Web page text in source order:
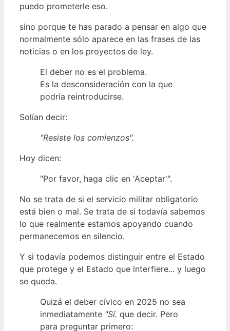
puedo prometerle eso.
sino porque te has parado a pensar en algo que
normalmente sólo aparece en las frases de las
noticias o en los proyectos de ley.
El deber no es el problema.
Es la desconsideración con la que
podría reintroducirse.
Solían decir:
"Resiste los comienzos".
Hoy dicen:
"Por favor, haga clic en 'Aceptar'".
No se trata de si el servicio militar obligatorio
está bien o mal. Se trata de si todavía sabemos
lo que realmente estamos apoyando cuando
permanecemos en silencio.
Y si todavía podemos distinguir entre el Estado
que protege y el Estado que interfiere... y luego
se queda.
Quizá el deber cívico en 2025 no sea
inmediatamente "Sí. que decir. Pero
para preguntar primero: